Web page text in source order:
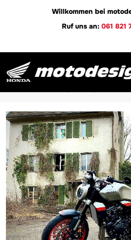
Willkommen bei
Ruf uns an: 061 821
Honda
TEAM Edition